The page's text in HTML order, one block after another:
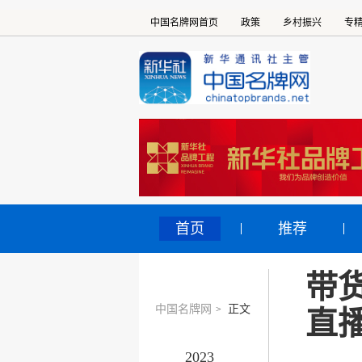
中国名牌网首页 政策 乡村振兴 专
首页 推荐
中国名牌网 > 正文
2023
带
直